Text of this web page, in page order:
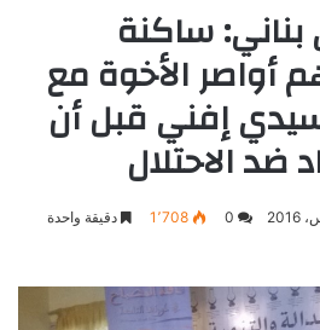
ساكنة
أواصر الأخوة مع
إفني قبل أن
الاحتلال
0 1٬708 دقيقة واحدة